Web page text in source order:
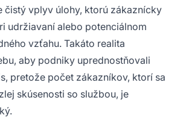
čistý vplyv úlohy, ktorú zákaznícky
udržiavaní alebo potenciálnom
vzťahu. Takáto realita
aby podniky uprednostňovali
pretože počet zákazníkov, ktorí sa
skúsenosti so službou, je